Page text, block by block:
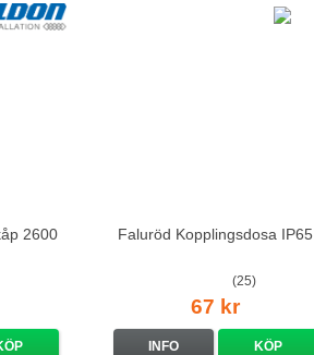
2600 Faluröd Kopplingsdosa IP65
(25)
67 kr
INFO KÖP